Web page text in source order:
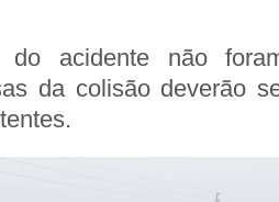
do acidente não
da colisão deverão